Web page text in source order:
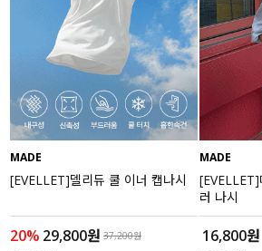
MADE
[EVELLET]델리듀 쿨 이너 캡나시
20% 29,800원 37,200원
MADE
러 나시
16,800원